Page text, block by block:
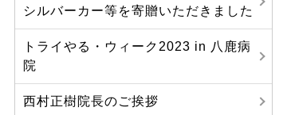
シルバーカー等を寄贈いただきました
トライやる・ウィーク2023 in 八鹿病
院
西村正樹院長のご挨拶